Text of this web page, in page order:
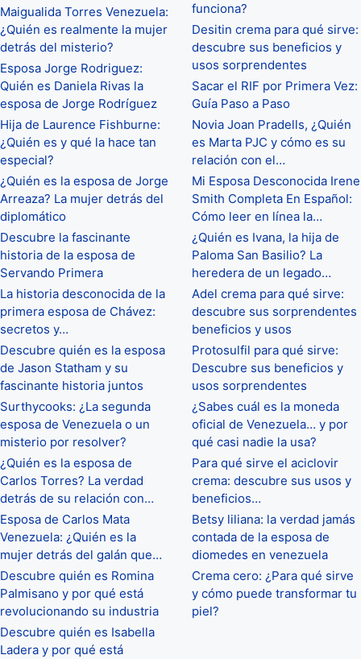
Maigualida Torres Venezuela:
¿Quién es realmente la mujer
detrás del misterio?
Esposa Jorge Rodriguez:
Quién es Daniela Rivas la
esposa de Jorge Rodríguez
Hija de Laurence Fishburne:
¿Quién es y qué la hace tan
especial?
¿Quién es la esposa de Jorge
Arreaza? La mujer detrás del
diplomático
Descubre la fascinante
historia de la esposa de
Servando Primera
La historia desconocida de la
primera esposa de Chávez:
secretos y…
Descubre quién es la esposa
de Jason Statham y su
fascinante historia juntos
Surthycooks: ¿La segunda
esposa de Venezuela o un
misterio por resolver?
¿Quién es la esposa de
Carlos Torres? La verdad
detrás de su relación con…
Esposa de Carlos Mata
Venezuela: ¿Quién es la
mujer detrás del galán que…
Descubre quién es Romina
Palmisano y por qué está
revolucionando su industria
Descubre quién es Isabella
Ladera y por qué está
funciona?
Desitin crema para qué sirve:
descubre sus beneficios y
usos sorprendentes
Sacar el RIF por Primera Vez:
Guía Paso a Paso
Novia Joan Pradells, ¿Quién
es Marta PJC y cómo es su
relación con el…
Mi Esposa Desconocida Irene
Smith Completa En Español:
Cómo leer en línea la…
¿Quién es Ivana, la hija de
Paloma San Basilio? La
heredera de un legado…
Adel crema para qué sirve:
descubre sus sorprendentes
beneficios y usos
Protosulfil para qué sirve:
Descubre sus beneficios y
usos sorprendentes
¿Sabes cuál es la moneda
oficial de Venezuela… y por
qué casi nadie la usa?
Para qué sirve el aciclovir
crema: descubre sus usos y
beneficios…
Betsy liliana: la verdad jamás
contada de la esposa de
diomedes en venezuela
Crema cero: ¿Para qué sirve
y cómo puede transformar tu
piel?